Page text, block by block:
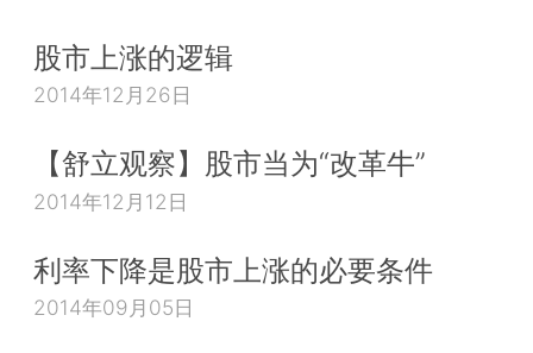
股市上涨的逻辑
2014年12月26日
【舒立观察】股市当为“改革牛”
2014年12月12日
利率下降是股市上涨的必要条件
2014年09月05日